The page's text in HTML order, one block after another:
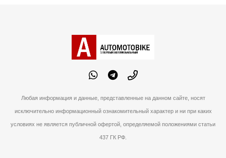
Любая информация и данные, представленные на данном сайте, носят
исключительно информационный ознакомительный характер и ни при каких
условиях не является публичной офертой, определяемой положениями статьи
437 ГК РФ.